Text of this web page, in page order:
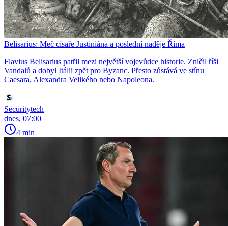
Belisarius: Meč císaře Justiniána a poslední naděje Říma
Flavius Belisarius patřil mezi největší vojevůdce historie. Zničil říši
Vandalů a dobyl Itálii zpět pro Byzanc. Přesto zůstává ve stínu
Caesara, Alexandra Velikého nebo Napoleona.
Securitytech
dnes, 07:00
4 min